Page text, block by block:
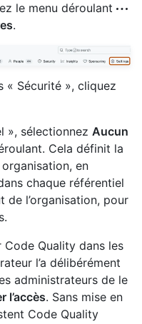
le menu déroulant
.
« Sécurité », cliquez
», sélectionnez Aucun
Cela définit la
en
chaque référentiel
de l’organisation, pour
Quality dans les
l’a délibérément
administrateurs de le
l’accès. Sans mise en
Code Quality